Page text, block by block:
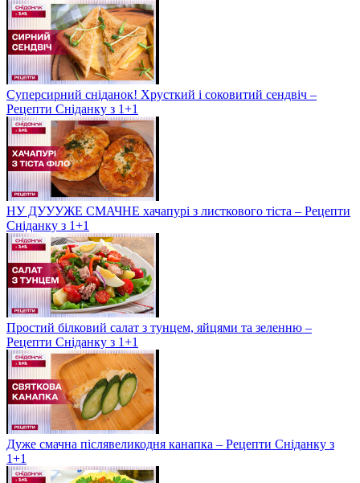
Суперсирний сніданок! Хрусткий і соковитий сендвіч –
Рецепти Сніданку з 1+1
НУ ДУУУЖЕ СМАЧНЕ хачапурі з листкового тіста – Рецепти
Сніданку з 1+1
Простий білковий салат з тунцем, яйцями та зеленню –
Рецепти Сніданку з 1+1
Дуже смачна післявеликодня канапка – Рецепти Сніданку з
1+1